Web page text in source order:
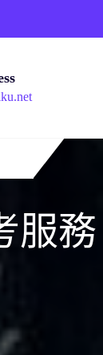
服務